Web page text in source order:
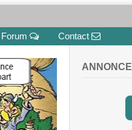
Forum Contact
ANNONCE